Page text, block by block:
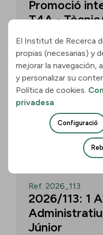
Promoció
T4A -
Convocatòria
Superior Júnior
les Demències -
Dementia
d’agost de 2026,
Ref. 2026_113
2026/113: 1
Júnior
El Institut de Recerca
propias (necesarias) y
mejorar la navegación,
y personalizar su
Política de cookies.
privadesa
Configuració